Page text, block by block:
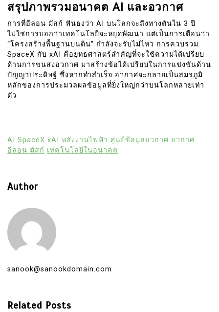
สรุปภาพรวมอนาคต AI และอวกาศ
การที่อีลอน มัสก์ ฟันธงว่า AI บนโลกจะถึงทางตันใน 3 ปี
ไม่ใช่การบอกว่าเทคโนโลยีจะหยุดพัฒนา แต่เป็นการเตือนว่า
“โครงสร้างพื้นฐานบนดิน” กำลังจะรับไม่ไหว การควบรวม
SpaceX กับ xAI คือยุทธศาสตร์สำคัญที่จะใช้ความได้เปรียบ
ด้านการขนส่งอวกาศ มาสร้างข้อได้เปรียบในการแข่งขันด้าน
ปัญญาประดิษฐ์ ซึ่งหากทำสำเร็จ อวกาศจะกลายเป็นสมรภูมิ
หลักของการประมวลผลข้อมูลที่ยิ่งใหญ่กว่าบนโลกหลายเท่า
ตัว
AI SpaceX xAI พลังงานไฟฟ้า ศูนย์ข้อมูลอวกาศ อวกาศ
อีลอน มัสก์ เทคโนโลยีในอนาคต
Author
sanook@sanookdomain.com
Related Posts